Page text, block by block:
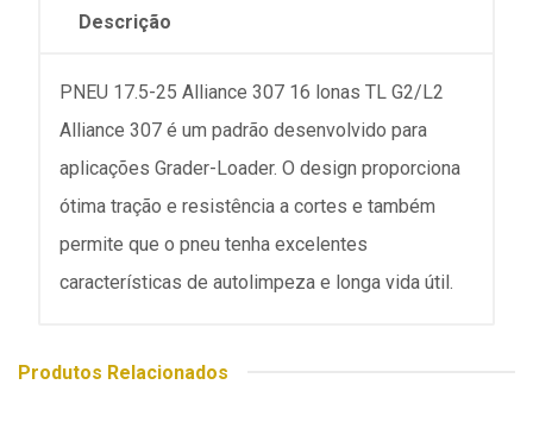
Descrição
PNEU 17.5-25 Alliance 307 16 lonas TL G2/L2
Alliance 307 é um padrão desenvolvido para
aplicações Grader-Loader. O design proporciona
ótima tração e resistência a cortes e também
permite que o pneu tenha excelentes
características de autolimpeza e longa vida útil.
Produtos Relacionados